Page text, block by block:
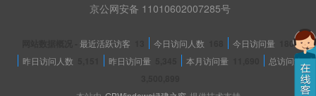
京公网安备 11010602007285号
最近活跃访客 今日访问人数 今日访问量 180
昨日访问人数 昨日访问量 本月访问量 总访问量